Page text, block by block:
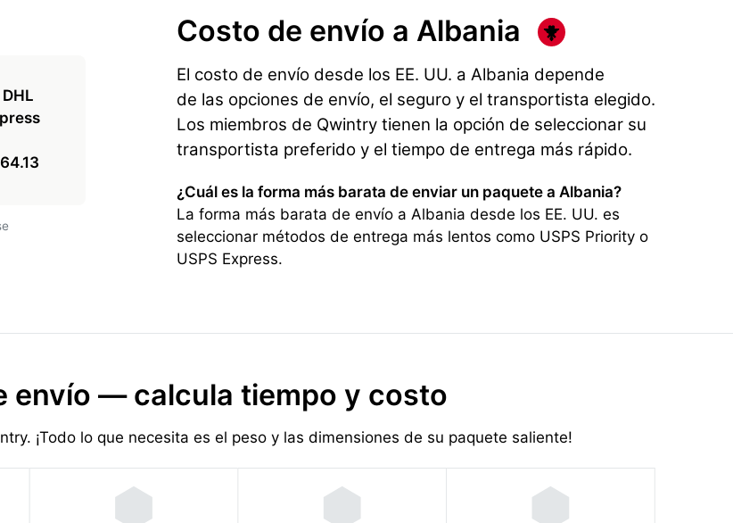
Costo de envío a Albania
El costo de envío desde los EE. UU. a Albania depende
de las opciones de envío, el seguro y el transportista elegido.
Los miembros de Qwintry tienen la opción de seleccionar su
transportista preferido y el tiempo de entrega más rápido.
¿Cuál es la forma más barata de enviar un paquete a Albania?
La forma más barata de envío a Albania desde los EE. UU. es
seleccionar métodos de entrega más lentos como USPS Priority o
USPS Express.
envío — calcula tiempo y costo
¡Todo lo que necesita es el peso y las dimensiones de su paquete saliente!